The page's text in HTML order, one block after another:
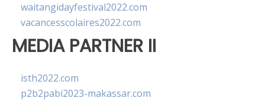
waitangidayfestival2022.com
vacancesscolaires2022.com
MEDIA PARTNER II
isth2022.com
p2b2pabi2023-makassar.com